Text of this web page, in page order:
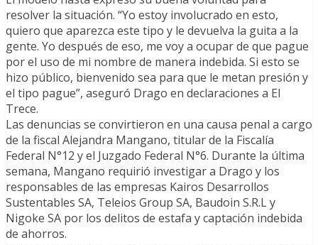
resolver la situación. “Yo estoy involucrado en esto,
quiero que aparezca este tipo y le devuelva la guita a la
gente. Yo después de eso, me voy a ocupar de que pague
por el uso de mi nombre de manera indebida. Si esto se
hizo público, bienvenido sea para que le metan presión y
el tipo pague”, aseguró Drago en declaraciones a El
Trece.
Las denuncias se convirtieron en una causa penal a cargo
de la fiscal Alejandra Mangano, titular de la Fiscalía
Federal N°12 y el Juzgado Federal N°6. Durante la última
semana, Mangano requirió investigar a Drago y los
responsables de las empresas Kairos Desarrollos
Sustentables SA, Teleios Group SA, Baudoin S.R.L y
Nigoke SA por los delitos de estafa y captación indebida
de ahorros.